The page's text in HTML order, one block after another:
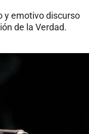
y emotivo discurso
de la Verdad.